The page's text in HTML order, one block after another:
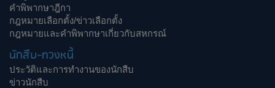
คำพิพากษาฎีกา
กฎหมายเลือกตั้ง/ข่าวเลือกตั้ง
กฎหมายและคำพิพากษาเกี่ยวกับสหกรณ์
นักสืบ-ทวงหนี้
ประวัติและการทำงานของนักสืบ
ข่าวนักสืบ